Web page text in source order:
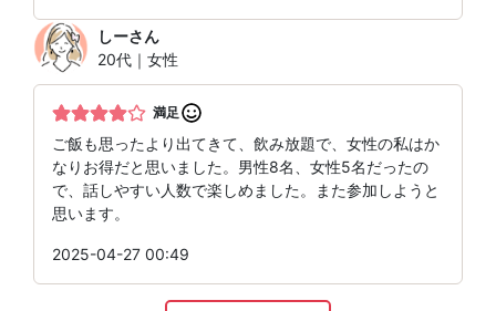
しーさん
20代｜女性
満足
ご飯も思ったより出てきて、飲み放題で、女性の私はか
なりお得だと思いました。男性8名、女性5名だったの
で、話しやすい人数で楽しめました。また参加しようと
思います。
2025-04-27 00:49